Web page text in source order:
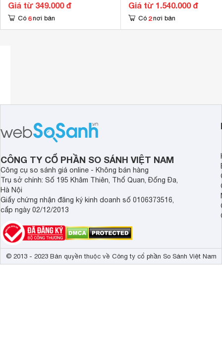
Loa vi tính Microlab được tích hợp công nghệ không dây
chiếcđiện thoại hoặc laptop của bạn mà không cần dùng
Giá từ 349.000 đ
Có 6 nơi bán
Giá từ 1.540.000 đ
Có 2 nơi bán
CÔNG TY CỔ PHẦN SO SÁNH VIỆT NAM
Công cụ so sánh giá online - Không bán hàng
Trụ sở chính: Số 195 Khâm Thiên, Thổ Quan, Đống Đa,
Hà Nội
Giấy chứng nhận đăng ký kinh doanh số 0106373516,
cấp ngày 02/12/2013
© 2013 - 2023 Bản quyền thuộc về Công ty cổ phần So Sánh Việt Nam